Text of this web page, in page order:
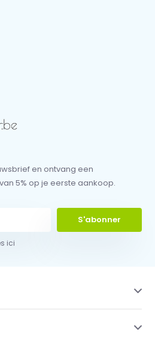
en ontvang een
5% op je eerste aankoop.
S'abonner
ici